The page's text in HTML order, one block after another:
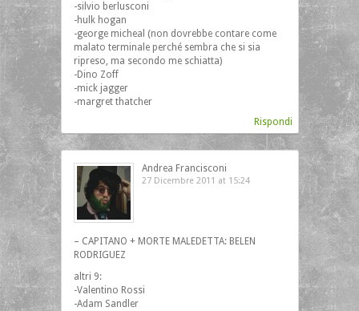
-silvio berlusconi
-hulk hogan
-george micheal (non dovrebbe contare come
malato terminale perché sembra che si sia
ripreso, ma secondo me schiatta)
-Dino Zoff
-mick jagger
-margret thatcher
Rispondi
Andrea Francisconi
27 Dicembre 2011 at 15:24
– CAPITANO + MORTE MALEDETTA: BELEN
RODRIGUEZ
altri 9:
-Valentino Rossi
-Adam Sandler